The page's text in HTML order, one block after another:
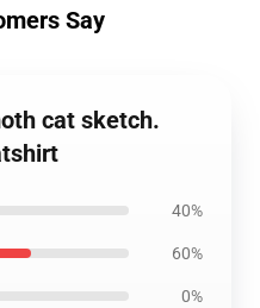
Say
cat sketch.
40%
60%
0%